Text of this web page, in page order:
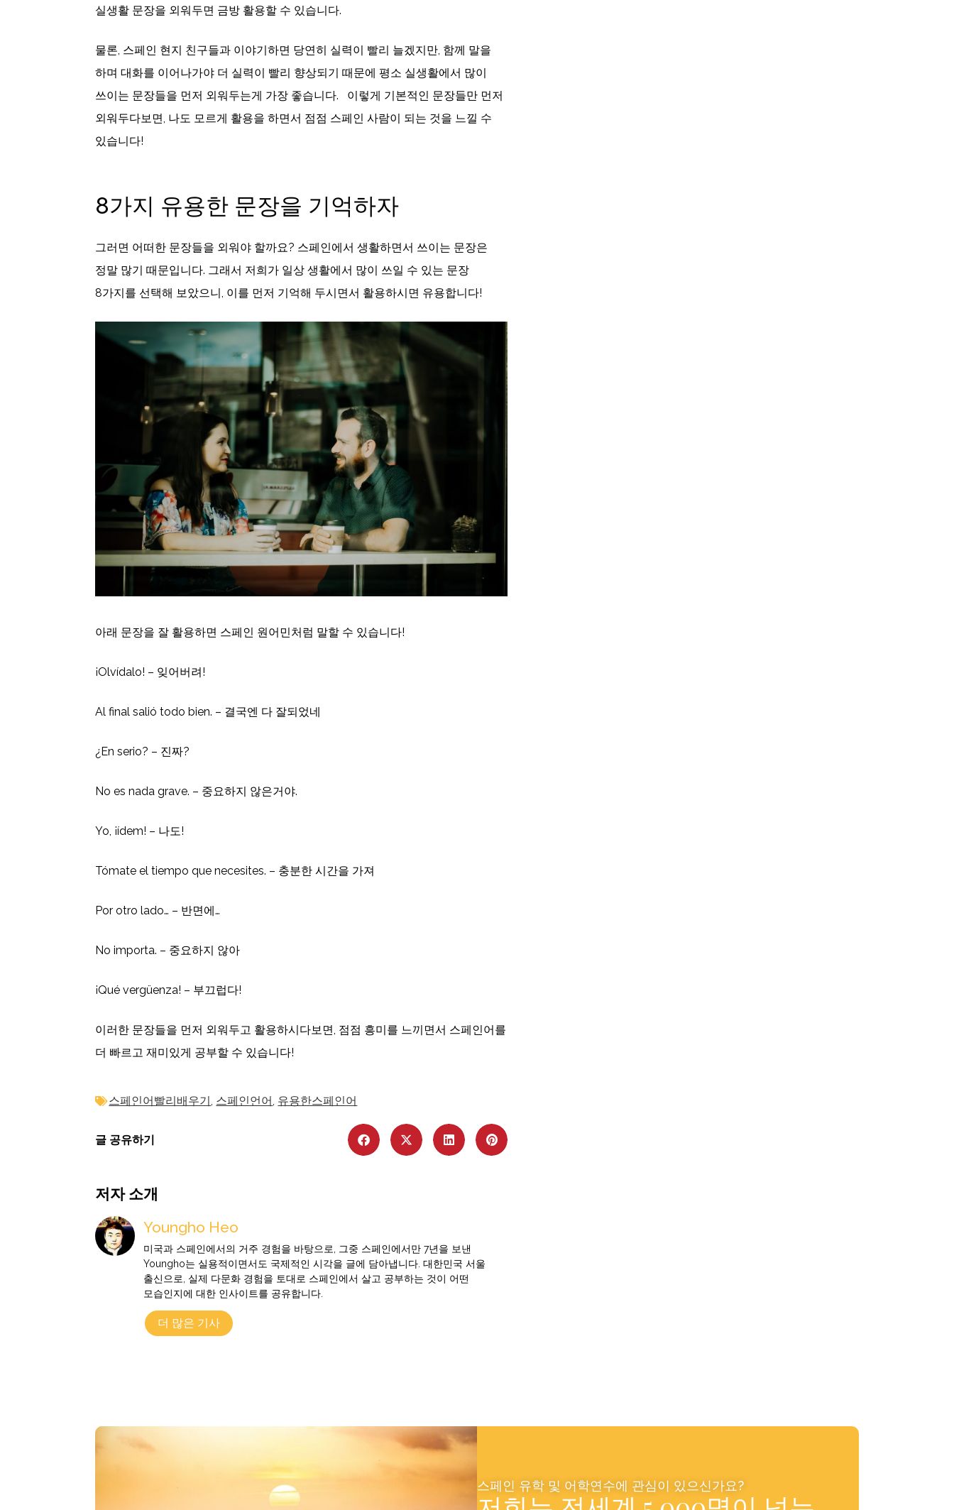
실생활 문장을 외워두면 금방 활용할 수 있습니다.
물론, 스페인 현지 친구들과 이야기하면 당연히 실력이 빨리 늘겠지만, 함께 말을
하며 대화를 이어나가야 더 실력이 빨리 향상되기 때문에 평소 실생활에서 많이
쓰이는 문장들을 먼저 외워두는게 가장 좋습니다. 이렇게 기본적인 문장들만 먼저
외워두다보면, 나도 모르게 활용을 하면서 점점 스페인 사람이 되는 것을 느낄 수
있습니다!
8가지 유용한 문장을 기억하자
그러면 어떠한 문장들을 외워야 할까요? 스페인에서 생활하면서 쓰이는 문장은
정말 많기 때문입니다. 그래서 저희가 일상 생활에서 많이 쓰일 수 있는 문장
8가지를 선택해 보았으니, 이를 먼저 기억해 두시면서 활용하시면 유용합니다!
아래 문장을 잘 활용하면 스페인 원어민처럼 말할 수 있습니다!
¡Olvídalo! – 잊어버려!
Al final salió todo bien. – 결국엔 다 잘되었네
¿En serio? – 진짜?
No es nada grave. – 중요하지 않은거야.
Yo, ¡ídem! – 나도!
Tómate el tiempo que necesites. – 충분한 시간을 가져
Por otro lado… – 반면에…
No importa. – 중요하지 않아
¡Qué vergüenza! – 부끄럽다!
이러한 문장들을 먼저 외워두고 활용하시다보면, 점점 흥미를 느끼면서 스페인어를
더 빠르고 재미있게 공부할 수 있습니다!
스페인어빨리배우기 스페인언어 유용한스페인어
글 공유하기
저자 소개
Youngho Heo
미국과 스페인에서의 거주 경험을 바탕으로, 그중 스페인에서만 7년을 보낸
Youngho는 실용적이면서도 국제적인 시각을 글에 담아냅니다. 대한민국 서울
출신으로, 실제 다문화 경험을 토대로 스페인에서 살고 공부하는 것이 어떤
모습인지에 대한 인사이트를 공유합니다.
더 많은 기사
스페인 유학 및 어학연수에 관심이 있으신가요?